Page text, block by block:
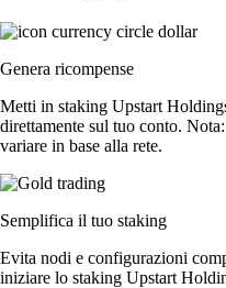
Genera ricompense
Metti in staking Upstart
direttamente sul tuo conto.
variare in base alla rete.
Semplifica il tuo staking
Evita nodi e configurazioni
iniziare lo staking Upstart